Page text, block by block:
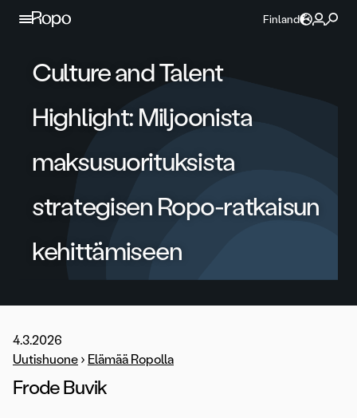
Jatka sisältöön
Finland
Culture and Talent
Highlight: Miljoonista
maksusuorituksista
strategisen Ropo-ratkaisun
kehittämiseen
4.3.2026
Uutishuone › Elämää Ropolla
Frode Buvik